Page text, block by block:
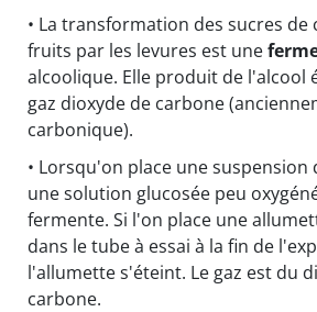
• La transformation des sucres de
fruits par les levures est une
alcoolique. Elle produit de l'alcool
gaz dioxyde de carbone
carbonique).
• Lorsqu'on place une suspension
une solution glucosée peu
fermente. Si l'on place une
dans le tube à essai à la fin de
l'allumette s'éteint. Le gaz est du
carbone.